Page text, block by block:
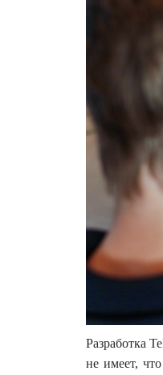
Разработка
не имеет,